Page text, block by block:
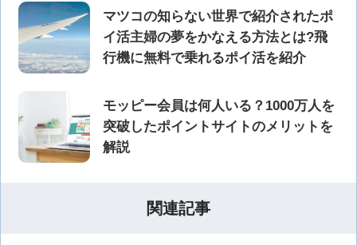
マツコの知らない世界で紹介されたポ
イ活主婦の夢をかなえる方法とは?飛
行機に無料で乗れるポイ活を紹介
モッピー会員は何人いる？1000万人を
突破したポイントサイトのメリットを
解説
関連記事